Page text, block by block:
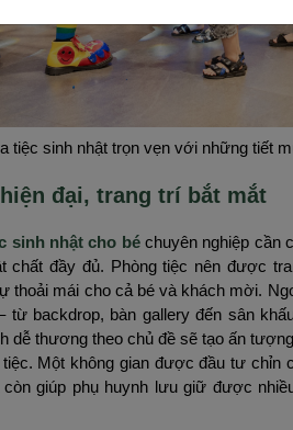
tiệc sinh nhật trọn vẹn với những tiết
đại, trang trí bắt mắt
sinh nhật cho béchuyên nghiệp cần
đầy đủ. Phòng tiệc nên được
thoải mái cho cả bé và khách mời.
từ backdrop, bàn gallery đến sân
dễ thương theo chủ đề sẽ tạo ấn
Một không gian được đầu tư chỉn
giúp phụ huynh lưu giữ được